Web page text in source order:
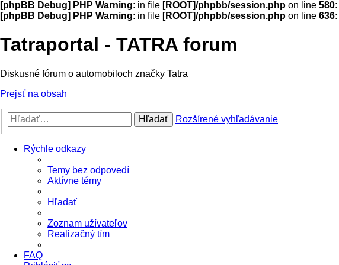
[phpBB Debug] PHP Warning: in file [ROOT]/phpbb/session.php on line 580:
[phpBB Debug] PHP Warning: in file [ROOT]/phpbb/session.php on line 636:
Tatraportal - TATRA forum
Diskusné fórum o automobiloch značky Tatra
Prejsť na obsah
Hľadať Rozšírené vyhľadávanie
Rýchle odkazy
Temy bez odpovedí
Aktívne témy
Hľadať
Zoznam užívateľov
Realizačný tím
FAQ